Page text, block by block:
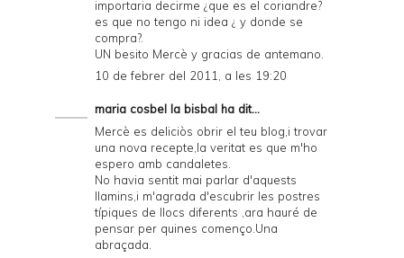
importaria decirme ¿que es el coriandre?
es que no tengo ni idea ¿ y donde se
compra?.
UN besito Mercè y gracias de antemano.
10 de febrer del 2011, a les 19:20
maria cosbel la bisbal ha dit...
Mercè es deliciòs obrir el teu blog,i trovar
una nova recepte,la veritat es que m'ho
espero amb candaletes.
No havia sentit mai parlar d'aquests
llamins,i m'agrada d'escubrir les postres
típiques de llocs diferents ,ara hauré de
pensar per quines començo.Una
abraçada.